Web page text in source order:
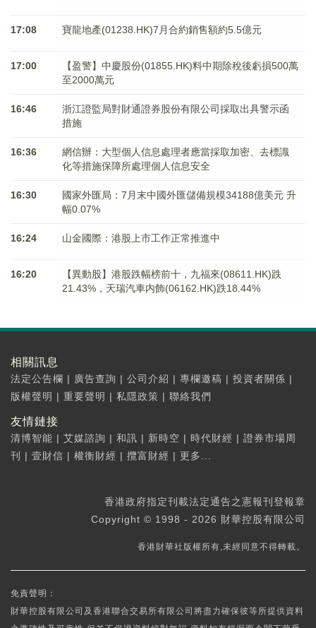
17:08 寶龍地產(01238.HK)7月合約銷售額約5.5億元
17:00
【盈警】中慶股份(01855.HK)料中期除稅後虧損500萬
至2000萬元
16:46
浙江證監局對財通證券股份有限公司採取出具警示函
措施
16:36
網信辦：大型個人信息處理者應當採取加密、去標識
化等措施保障所處理個人信息安全
16:30
國家外匯局：7月末中國外匯儲備規模34188億美元 升
幅0.07%
16:24 山金國際：港股上市工作正常推進中
16:20
【異動股】港股跌幅榜前十，九福來(08611.HK)跌
21.43%，天瑞汽車内飾(06162.HK)跌18.44%
相關訊息
法定公告欄 | 廣告查詢 | 公司介紹 | 專欄邀稿 | 投資者關係 |
版權聲明 | 重要聲明 | 私隱政策 | 聯絡我們
友情鏈接
清博智能 | 艾媒諮詢 | 和訊 | 新時空 | 時代財經 | 證券市場周
刊
| 壹財信 | 權衡財經 | 攬富財經 | 更多...
香港政府指定刊載法定通告之憲報刊登報章
Copyright © 1998 - 2026 財華控股有限公司
香港財華社版權所有,未經同意不得轉載。
免責聲明：
財華控股有限公司及香港聯合交易所有限公司將盡力確保彼等所提供資料